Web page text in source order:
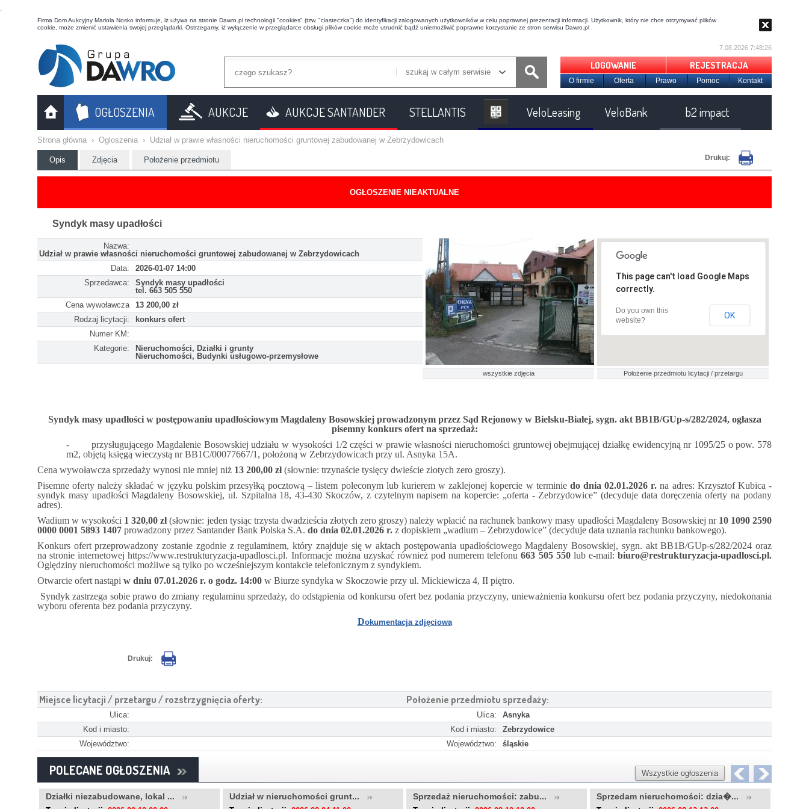
t
Firma Dom Aukcyjny Mariola Nosko informuje, iż używa na stronie Dawro.pl technologii "cookies" (tzw. "ciasteczka") do identyfikacji zalogowanych użytkowników w celu poprawnej prezentacji informacji. Użytkownik, który nie chce otrzymywać plików
cookie, może zmienić ustawienia swojej przeglądarki. Ostrzegamy, iż wyłączenie w przeglądarce obsługi plików cookie może utrudnić bądź uniemożliwić poprawne korzystanie ze stron serwisu Dawro.pl .
szukaj w całym serwisie
7.08.2026 7:48:27
LOGOWANIE REJESTRACJA
O firmie Oferta Prawo Pomoc Kontakt
OGŁOSZENIA AUKCJE AUKCJE SANTANDER STELLANTIS VeloLeasing VeloBank b2 impact
Strona główna › Ogloszenia › Udział w prawie własności nieruchomości gruntowej zabudowanej w Zebrzydowicach
Drukuj:
Opis Zdjęcia Położenie przedmiotu
OGŁOSZENIE NIEAKTUALNE
Syndyk masy upadłości
Nazwa:
Udział w prawie własności nieruchomości gruntowej zabudowanej w Zebrzydowicach
Data:
2026-01-07 14:00
Sprzedawca:
Syndyk masy upadłości
tel. 663 505 550
Cena wywoławcza
13 200,00 zł
Rodzaj licytacji:
konkurs ofert
Numer KM:
Kategorie:
Nieruchomości, Działki i grunty
Nieruchomości, Budynki usługowo-przemysłowe
wszystkie zdjęcia
This page can't load Google Maps
correctly.
Do you own this
website?
OK
Położenie przedmiotu licytacji / przetargu
Syndyk masy upadłości w postępowaniu upadłościowym Magdaleny Bosowskiej prowadzonym przez Sąd Rejonowy w Bielsku-Białej, sygn. akt BB1B/GUp-s/282/2024, ogłasza
pisemny konkurs ofert na sprzedaż:
-przysługującego Magdalenie Bosowskiej udziału w wysokości 1/2 części w prawie własności nieruchomości gruntowej obejmującej działkę ewidencyjną nr 1095/25 o pow. 578
m2, objętą księgą wieczystą nr BB1C/00077667/1, położoną w Zebrzydowicach przy ul. Asnyka 15A.
Cena wywoławcza sprzedaży wynosi nie mniej niż 13 200,00 zł(słownie: trzynaście tysięcy dwieście złotych zero groszy).
Pisemne oferty należy składać w języku polskim przesyłką pocztową – listem poleconym lub kurierem w zaklejonej kopercie w terminie do dnia 02.01.2026 r. na adres: Krzysztof Kubica -
syndyk masy upadłości Magdaleny Bosowskiej, ul. Szpitalna 18, 43-430 Skoczów, z czytelnym napisem na kopercie: „oferta - Zebrzydowice” (decyduje data doręczenia oferty na podany
adres).
Wadium w wysokości 1 320,00 zł(słownie: jeden tysiąc trzysta dwadzieścia złotych zero groszy) należy wpłacić na rachunek bankowy masy upadłości Magdaleny Bosowskiej nr 10 1090 2590
0000 0001 5893 1407 prowadzony przez Santander Bank Polska S.A. do dnia 02.01.2026 r. z dopiskiem „wadium – Zebrzydowice” (decyduje data uznania rachunku bankowego).
Konkurs ofert przeprowadzony zostanie zgodnie z regulaminem, który znajduje się w aktach postępowania upadłościowego Magdaleny Bosowskiej, sygn. akt BB1B/GUp-s/282/2024 oraz
na stronie internetowej https://www.restrukturyzacja-upadlosci.pl. Informacje można uzyskać również pod numerem telefonu663 505 550 lub e-mail: biuro@restrukturyzacja-upadlosci.pl.
Oględziny nieruchomości możliwe są tylko po wcześniejszym kontakcie telefonicznym z syndykiem.
Otwarcie ofert nastąpi w dniu 07.01.2026 r. o godz. 14:00 w Biurze syndyka w Skoczowie przy ul. Mickiewicza 4, II piętro.
Syndyk zastrzega sobie prawo do zmiany regulaminu sprzedaży, do odstąpienia od konkursu ofert bez podania przyczyny, unieważnienia konkursu ofert bez podania przyczyny, niedokonania
wyboru oferenta bez podania przyczyny.
Dokumentacja zdjęciowa
Drukuj:
Miejsce licytacji / przetargu / rozstrzygnięcia oferty:
Ulica:
Kod i miasto:
Województwo:
Położenie przedmiotu sprzedaży:
Ulica:
Asnyka
Kod i miasto:
Zebrzydowice
Województwo:
śląskie
POLECANE OGŁOSZENIA Wszystkie ogłoszenia
Działki niezabudowane, lokal ... Udział w nieruchomości grunt... Sprzedaż nieruchomości: zabu... Sprzedam nieruchomości: dzia�...